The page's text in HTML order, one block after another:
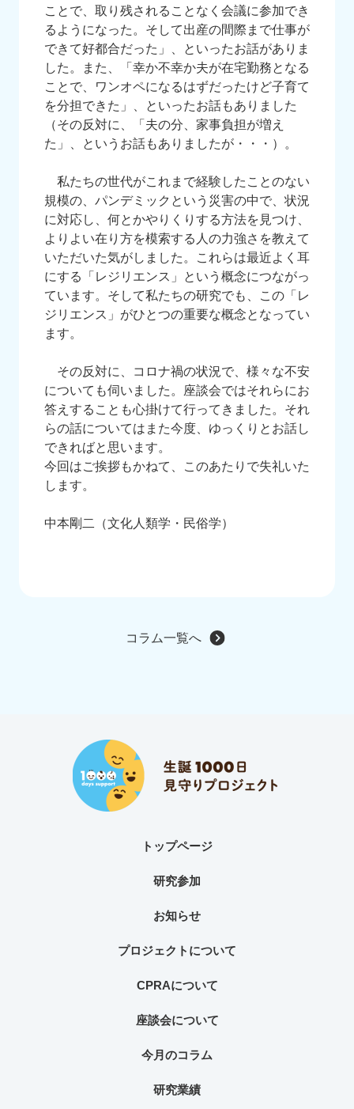
ことで、取り残されることなく会議に参加でき
るようになった。そして出産の間際まで仕事が
できて好都合だった」、といったお話がありま
した。また、「幸か不幸か夫が在宅勤務となる
ことで、ワンオペになるはずだったけど子育て
を分担できた」、といったお話もありました
（その反対に、「夫の分、家事負担が増え
た」、というお話もありましたが・・・）。
私たちの世代がこれまで経験したことのない
規模の、パンデミックという災害の中で、状況
に対応し、何とかやりくりする方法を見つけ、
よりよい在り方を模索する人の力強さを教えて
いただいた気がしました。これらは最近よく耳
にする「レジリエンス」という概念につながっ
ています。そして私たちの研究でも、この「レ
ジリエンス」がひとつの重要な概念となってい
ます。
その反対に、コロナ禍の状況で、様々な不安
についても伺いました。座談会ではそれらにお
答えすることも心掛けて行ってきました。それ
らの話についてはまた今度、ゆっくりとお話し
できればと思います。
今回はご挨拶もかねて、このあたりで失礼いた
します。
中本剛二（文化人類学・民俗学）
コラム一覧へ
トップページ
研究参加
お知らせ
プロジェクトについて
CPRAについて
座談会について
今月のコラム
研究業績